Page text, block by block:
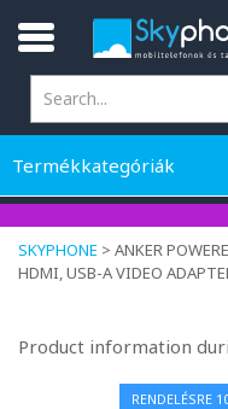
Termékkategóriák
SKYPHONE > ANKER
HDMI, USB-A VIDEO
Product information
RENDELÉSRE